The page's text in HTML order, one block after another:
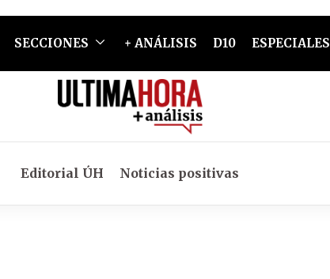
SECCIONES + ANÁLISIS D10 ESPECIALES
Editorial ÚH Noticias positivas